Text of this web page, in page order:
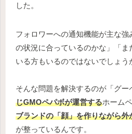
した。
フォロワーへの通知機能が主な強
の状況に合っているのかな」「ま
いる方もいるのではないでしょう
そんな問題を解決するのが「グー
じGMOペパボが運営するホーム
ブランドの「顔」を作りながら
が整っているんです。